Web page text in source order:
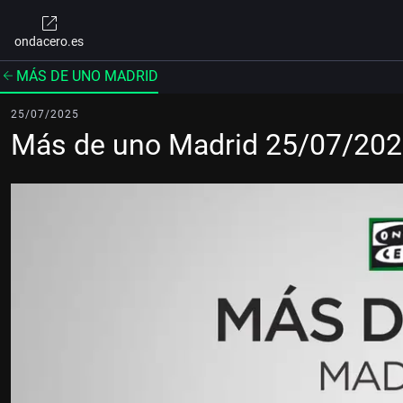
ondacero.es
MÁS DE UNO MADRID
25/07/2025
Más de uno Madrid 25/07/